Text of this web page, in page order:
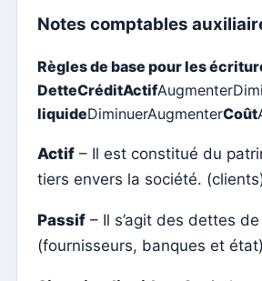
Attribuer l'accès à un catéchiste
Ajouter un nouvel utilisateur à
Anuário
Contabilidade
Types de documents
Notes comptables
Règles de base pour les
DetteCréditActif
liquideDiminuerAugmenterCoût
Actif – Il est constitué du
tiers envers la société.
Passif – Il s’agit des dettes
(fournisseurs, banques et état)